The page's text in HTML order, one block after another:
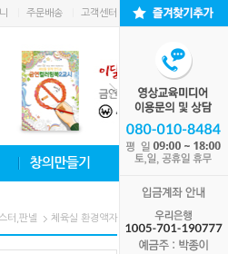
주문배송 고객센터
터,판넬 체육실 환경액자